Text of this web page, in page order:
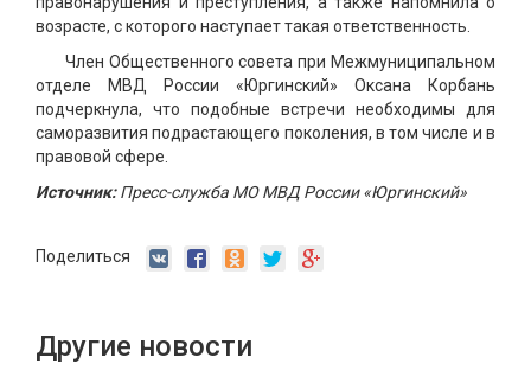
возрасте, с которого наступает такая ответственность.
Член Общественного совета при Межмуниципальном
отделе МВД России «Юргинский» Оксана Корбань
подчеркнула, что подобные встречи необходимы для
саморазвития подрастающего поколения, в том числе и в
правовой сфере.
Источник:Пресс-служба МО МВД России «Юргинский»
Поделиться
Другие новости